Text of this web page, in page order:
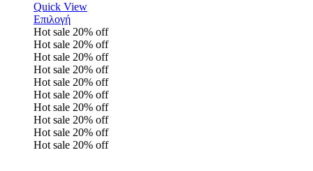
Quick View
Επιλογή
Hot sale 20% off
Hot sale 20% off
Hot sale 20% off
Hot sale 20% off
Hot sale 20% off
Hot sale 20% off
Hot sale 20% off
Hot sale 20% off
Hot sale 20% off
Hot sale 20% off